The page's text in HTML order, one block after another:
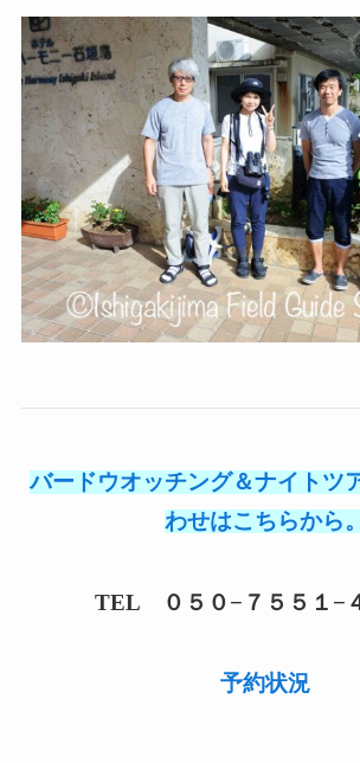
バードウオッチング＆ナイトツ
わせはこちらから。
TEL ０５０−７５５１−
予約状況